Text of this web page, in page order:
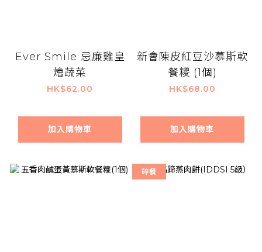
Ever Smile 忌廉雞皇
燴蔬菜
HK$62.00
加入購物車
新會陳皮紅豆沙慕斯軟
餐糭 (1個)
HK$68.00
加入購物車
碎餐